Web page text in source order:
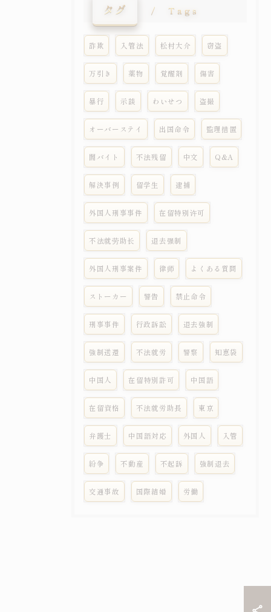
タグ Tags
詐欺 入管法 松村大介 窃盗
万引き 薬物 覚醒剤 傷害
暴行 示談 わいせつ 盗撮
オーバーステイ 出国命令 監理措置
闇バイト 不法残留 中文 Q&A
解決事例 留学生 逮捕
外国人刑事事件 在留特别许可
不法就劳助长 退去强制
外国人刑事案件 律师 よくある質問
ストーカー 警告 禁止命令
刑事事件 行政訴訟 退去強制
強制送還 不法就労 警察 知恵袋
中国人 在留特別許可 中国語
在留資格 不法就労助長 東京
弁護士 中国語対応 外国人 入管
紛争 不動産 不起訴 強制退去
交通事故 国際結婚 労働